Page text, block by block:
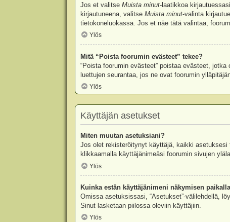
Jos et valitse Muista minut-laatikkoa
kirjautuneena, valitse Muista minut-valinta
tietokoneluokassa. Jos et näe tätä valintaa,
Ylös
Mitä “Poista foorumin evästeet” tekee?
“Poista foorumin evästeet” poistaa evästeet,
luettujen seurantaa, jos ne ovat foorumin
Ylös
Käyttäjän asetukset
Miten muutan asetuksiani?
Jos olet rekisteröitynyt käyttäjä, kaikki
klikkaamalla käyttäjänimeäsi foorumin sivujen
Ylös
Kuinka estän käyttäjänimeni näkymisen
Omissa asetuksissasi, “Asetukset”-välilehdellä,
Sinut lasketaan piilossa oleviin käyttäjiin.
Ylös